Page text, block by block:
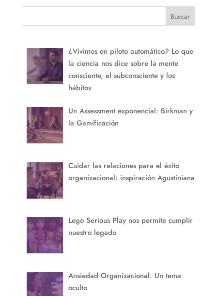
Buscar
¿Vivimos en piloto automático? Lo que
la ciencia nos dice sobre la mente
consciente, el subconsciente y los
hábitos
Un Assessment exponencial: Birkman y
la Gamificación
Cuidar las relaciones para el éxito
organizacional: inspiración Agustiniana
Lego Serious Play nos permite cumplir
nuestro legado
Ansiedad Organizacional: Un tema
oculto